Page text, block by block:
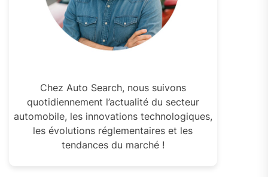
Chez Auto Search, nous suivons
quotidiennement l’actualité du secteur
automobile, les innovations technologiques,
les évolutions réglementaires et les
tendances du marché !